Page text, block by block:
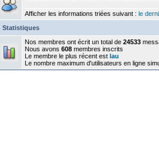
Afficher les informations triées suivant : le
Statistiques
Nos membres ont écrit un total de 24533
Nous avons 608 membres inscrits
Le membre le plus récent est lau
Le nombre maximum d'utilisateurs en ligne